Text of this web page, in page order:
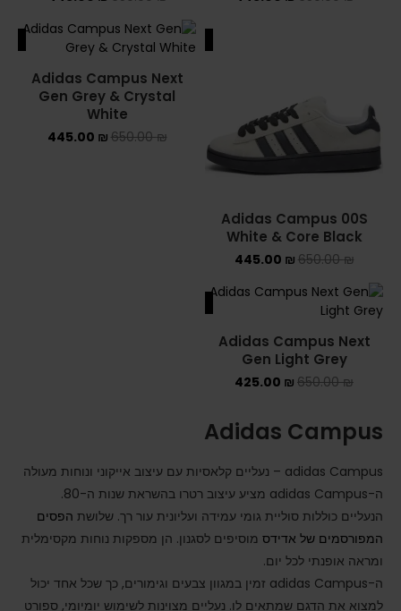
SALE
Adidas Campus 00S
White & Core Black
650.00₪
445.00 ₪
Adidas Campus Next
Gen Grey & Crystal
White
650.00₪
445.00 ₪
Adidas Campus Next
Gen Light Grey
650.00₪
425.00 ₪
Adidas Campus
adidas Campus – נעליים קלאסיות עם עיצוב אייקוני ונוחות מעולה
ה-adidas Campus מציע עיצוב רטרו בהשראת שנות ה-80.
הנעליים כוללות סוליית גומי עמידה ועליונית עור רך. שלושת הפסים
המפורסמים של אדידס מוסיפים לסגנון. הן מספקות נוחות מקסימלית
ומראה אופנתי לכל יום.
ה-adidas Campus זמין במגוון צבעים וגימורים, כך שכל אחד יכול
למצוא את הדגם שמתאים לו. נעליים מצוינות לשימוש יומיומי, ספורט